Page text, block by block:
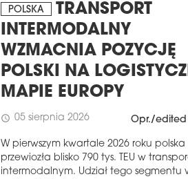
POLSKA
TRANSPORT
INTERMODALNY
WZMACNIA POZYCJĘ
POLSKI NA
MAPIE EUROPY
schedule 05 sierpnia 2026 Opr./edited
W pierwszym kwartale 2026 roku polska
przewiozła blisko 790 tys. TEU w
intermodalnym. Udział tego segmentu